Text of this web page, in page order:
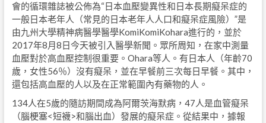
會的循環雜誌被公佈為“日本血壓變異性和日本長期癡呆症的
一般日本老年人（常見的日本老年人人口和癡呆症風險）”是
由九州大學精神病醫學醫學KomiKomiKohara進行的，並於
2017年8月8日今天被引入醫學新聞。眾所周知，在家中測量
血壓對於高血壓控制很重要。Ohara等人。有日本人（年齡70
歲，女性56％）沒有癡呆，並在早餐前三次每日早餐。其中，
還包括高血壓的人以及在正常範圍內有藥物的人。
134人在5歲的隨訪期間成為阿爾茨海默病，47人是血管癡呆
（腦梗塞<短襪>和腦出血）發展的癡呆症。從結果中，據報